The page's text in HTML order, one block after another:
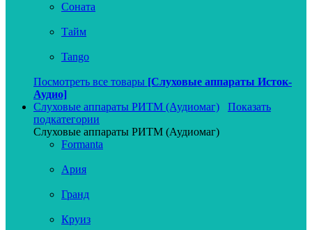
Соната
Тайм
Tango
Посмотреть все товары [Слуховые аппараты Исток-
Аудио]
Слуховые аппараты РИТМ (Аудиомаг)
Показать
подкатегории
Слуховые аппараты РИТМ (Аудиомаг)
Formanta
Ария
Гранд
Круиз